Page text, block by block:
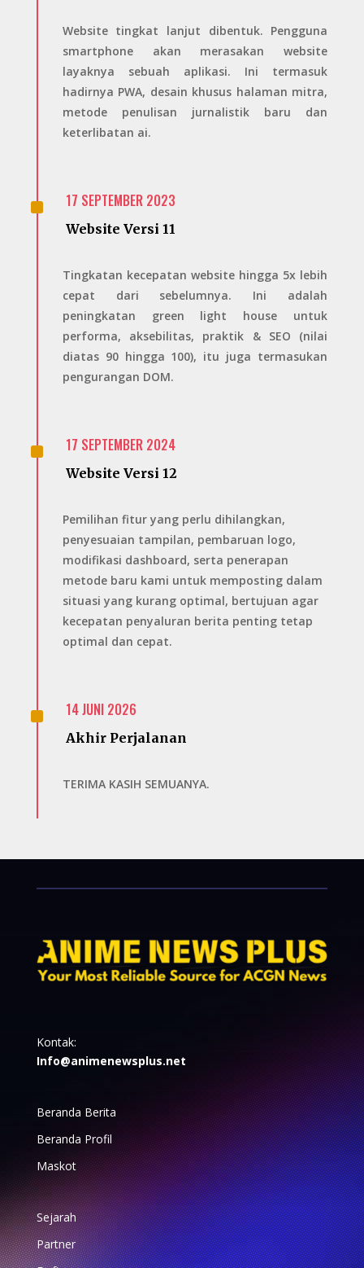
Website tingkat lanjut dibentuk. Pengguna
smartphone akan merasakan website
layaknya sebuah aplikasi. Ini termasuk
hadirnya PWA, desain khusus halaman mitra,
metode penulisan jurnalistik baru dan
keterlibatan ai.
^ 17 SEPTEMBER 2023
Website Versi 11
Tingkatan kecepatan website hingga 5x lebih
cepat dari sebelumnya. Ini adalah
peningkatan green light house untuk
performa, aksebilitas, praktik & SEO (nilai
diatas 90 hingga 100), itu juga termasukan
pengurangan DOM.
^ 17 SEPTEMBER 2024
Website Versi 12
Pemilihan fitur yang perlu dihilangkan,
penyesuaian tampilan, pembaruan logo,
modifikasi dashboard, serta penerapan
metode baru kami untuk memposting dalam
situasi yang kurang optimal, bertujuan agar
kecepatan penyaluran berita penting tetap
optimal dan cepat.
^ 14 JUNI 2026
Akhir Perjalanan
TERIMA KASIH SEMUANYA.
Kontak:
Info@animenewsplus.net
Beranda Berita
Beranda Profil
Maskot
Sejarah
Partner